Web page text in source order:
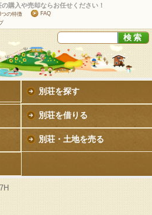
購入や売却ならお任せください！
つの特徴
FAQ
別荘を探す
別荘を借りる
別荘・土地を売る